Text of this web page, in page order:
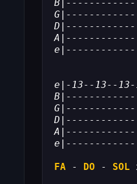
e|-13--13--
FA - DO - SOL